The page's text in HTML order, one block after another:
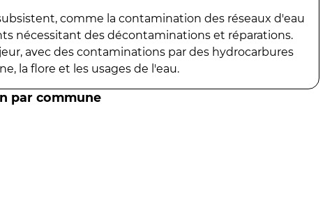
comme la contamination des réseaux d'eau
nécessitant des décontaminations et réparations.
avec des contaminations par des hydrocarbures
la flore et les usages de l'eau.
par commune